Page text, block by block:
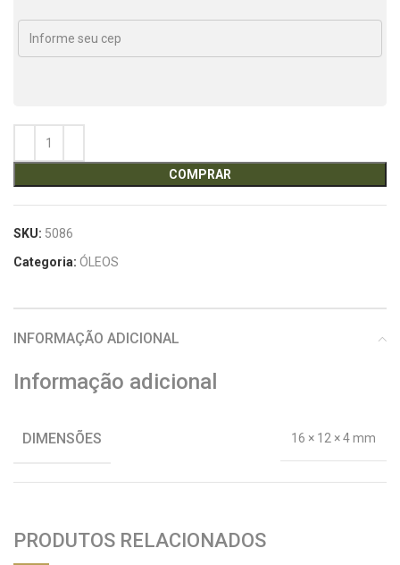
COMPRAR
SKU: 5086
Categoria: ÓLEOS
INFORMAÇÃO ADICIONAL
Informação adicional
DIMENSÕES 16 × 12 × 4 mm
PRODUTOS RELACIONADOS